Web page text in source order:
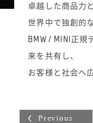
の際も必ず奥様
を見て話すよう
ただけるように
ノベルティグッ
そう」と思えば
に新モデルを紹
まま販売台数に
収入にも反映さ
卓越した商品力
世界中で独創的
BMW / MINI正規
来を共有し、
お客様と社会へ
Previous